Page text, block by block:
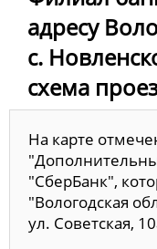
адресу
с.
схема
На карте
"СберБанк",
"Вологодская
ул. Советская,